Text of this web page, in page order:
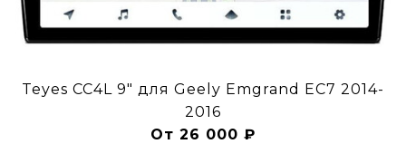
Teyes CC4L 9" для Geely Emgrand EC7 2014-
2016
От 26 000 ₽